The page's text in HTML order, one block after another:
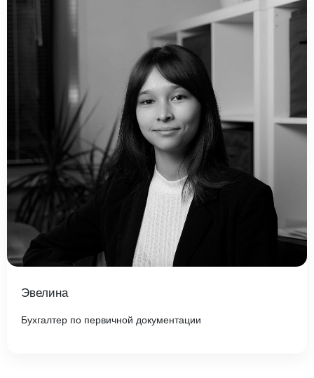
Эвелина
Бухгалтер по первичной документации